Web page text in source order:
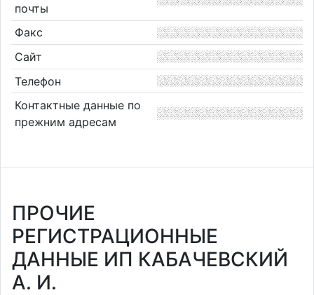
почты
Факс
Сайт
Телефон
Контактные данные по
прежним адресам
ПРОЧИЕ
РЕГИСТРАЦИОННЫЕ
ДАННЫЕ ИП КАБАЧЕВСКИЙ
А. И.